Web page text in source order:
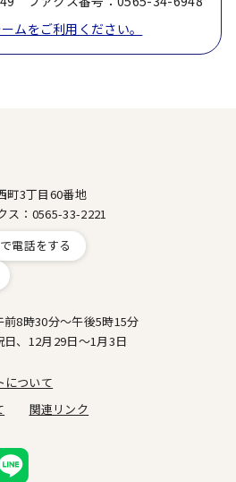
ムをご利用ください。
町3丁目60番地
：0565-33-2221
電話をする
8時30分～午後5時15分
、12月29日～1月3日
について
関連リンク